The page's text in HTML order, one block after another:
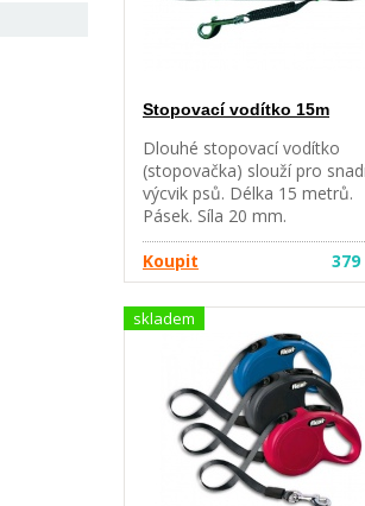
Stopovací vodítko 15m
Dlouhé stopovací vodítko
(stopovačka) slouží pro
výcvik psů. Délka 15 metrů.
Pásek. Síla 20 mm.
Koupit
379
skladem